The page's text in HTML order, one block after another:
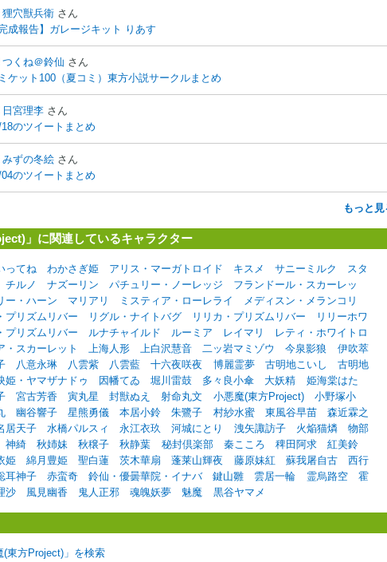
狸穴獣兵衛 さん
完成報告】ガレージキット りあす
つくね＠鈴仙 さん
ケット100（夏コミ）東方小説サークルまとめ
日宮理李 さん
のツイートまとめ
みずの冬絵 さん
のツイートまとめ
もっと見
」に関連しているキャラクター
ってね わかさぎ姫 アリス・マーガトロイド キスメ サニーミルク
スタ
チルノ ナズーリン パチュリー・ノーレッジ
フランドール・スカーレッ
ー・ハーン マリアリ ミスティア・ローレライ
メディスン・メランコリ
プリズムリバー リグル・ナイトバグ リリカ・プリズムリバー
リリーホワ
プリズムリバー ルナチャイルド ルーミア レイマリ
レティ・ホワイトロ
・スカーレット 上海人形 上白沢慧音 二ッ岩マミゾウ 今泉影狼
伊吹萃
八意永琳 八雲紫 八雲藍 十六夜咲夜 博麗霊夢 古明地こいし
古明地
姫・ヤマザナドゥ 因幡てゐ 堀川雷鼓 多々良小傘 大妖精
姫海棠はた
宮古芳香 寅丸星 封獣ぬえ 射命丸文 小悪魔(東方Project)
小野塚小
幽谷響子 星熊勇儀 本居小鈴 朱鷺子 村紗水蜜 東風谷早苗
森近霖之
居天子 水橋パルスィ 永江衣玖 河城にとり 洩矢諏訪子 火焔猫燐
物部
神綺 秋姉妹 秋穣子 秋静葉 秘封倶楽部 秦こころ 稗田阿求
紅美鈴
姫 綿月豊姫 聖白蓮 茨木華扇 蓬莱山輝夜 藤原妹紅 蘇我屠自古
西行
耳神子 赤蛮奇 鈴仙・優曇華院・イナバ 鍵山雛 雲居一輪 霊烏路空
霍
沙 風見幽香 鬼人正邪 魂魄妖夢 魅魔 黒谷ヤマメ
(東方Project)」を検索